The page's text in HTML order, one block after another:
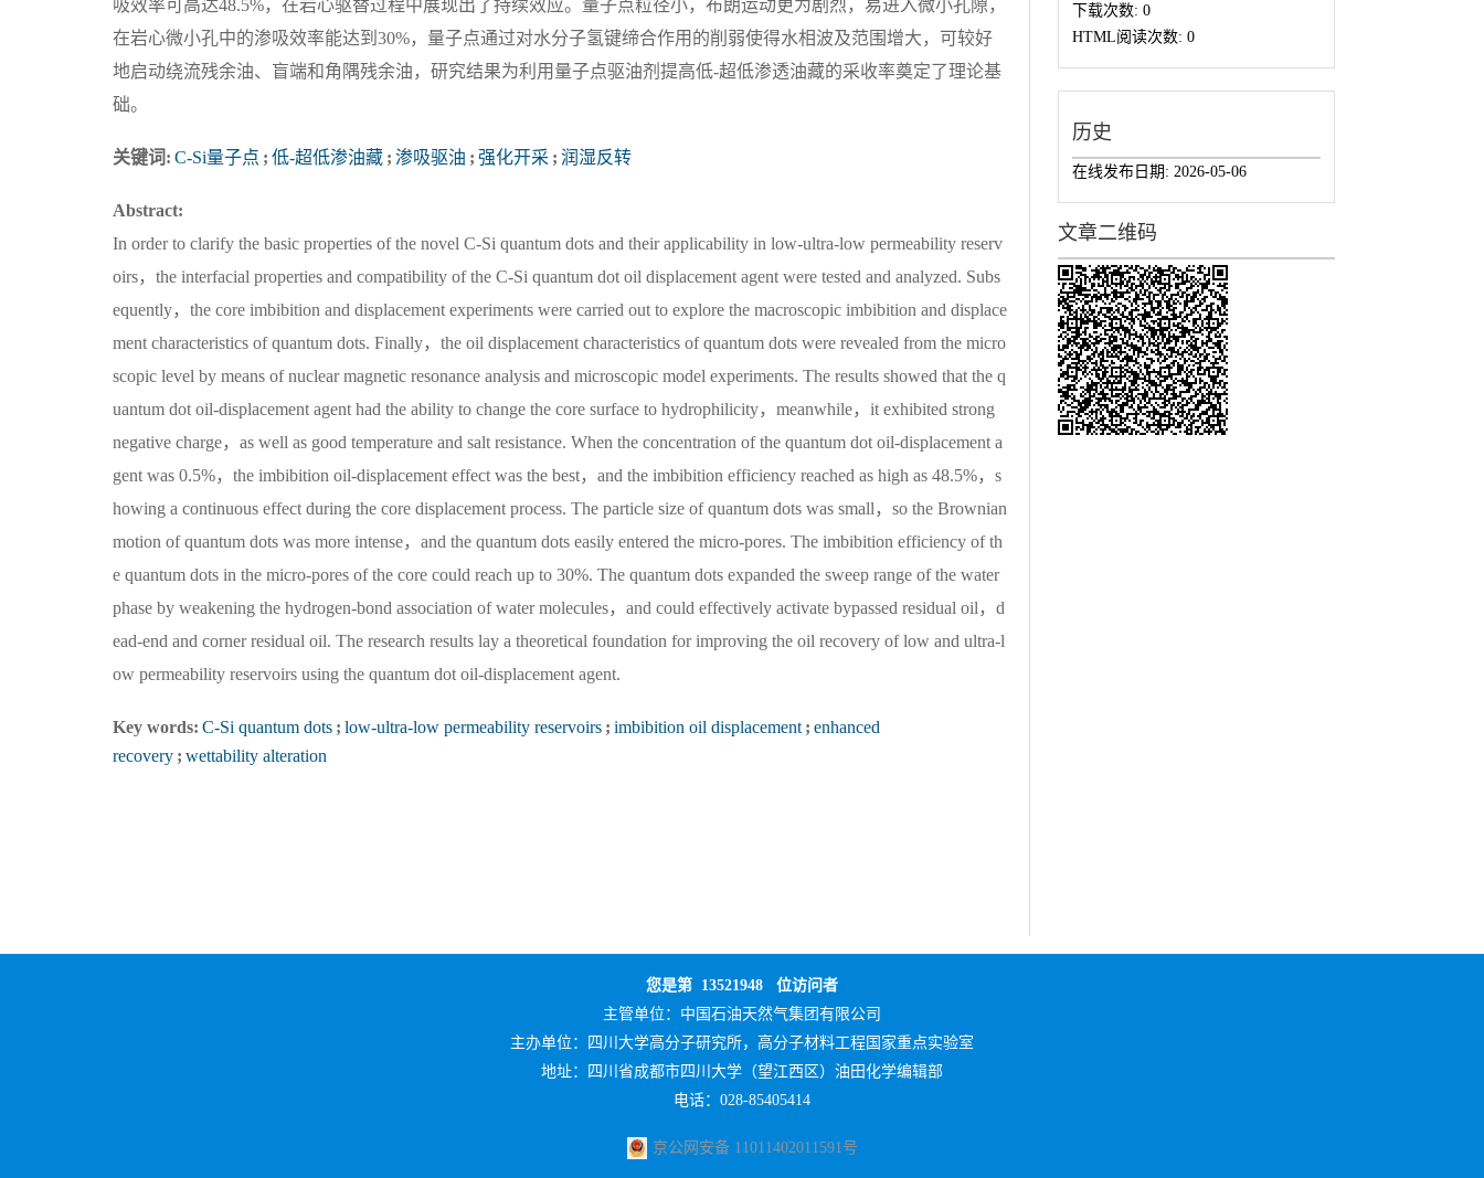
吸效率可高达48.5%，在岩心驱替过程中展现出了持续效应。量子点粒径小，布朗运动更为剧烈，易进入微小孔隙，
在岩心微小孔中的渗吸效率能达到30%，量子点通过对水分子氢键缔合作用的削弱使得水相波及范围增大，可较好
地启动绕流残余油、盲端和角隅残余油，研究结果为利用量子点驱油剂提高低-超低渗透油藏的采收率奠定了理论基
础。
关键词: C-Si量子点 ; 低-超低渗油藏 ; 渗吸驱油 ; 强化开采 ; 润湿反转
Abstract:
In order to clarify the basic properties of the novel C-Si quantum dots and their applicability in low-ultra-low permeability reserv
oirs，the interfacial properties and compatibility of the C-Si quantum dot oil displacement agent were tested and analyzed. Subs
equently，the core imbibition and displacement experiments were carried out to explore the macroscopic imbibition and displace
ment characteristics of quantum dots. Finally，the oil displacement characteristics of quantum dots were revealed from the micro
scopic level by means of nuclear magnetic resonance analysis and microscopic model experiments. The results showed that the q
uantum dot oil-displacement agent had the ability to change the core surface to hydrophilicity，meanwhile，it exhibited strong
negative charge，as well as good temperature and salt resistance. When the concentration of the quantum dot oil-displacement a
gent was 0.5%，the imbibition oil-displacement effect was the best，and the imbibition efficiency reached as high as 48.5%，s
howing a continuous effect during the core displacement process. The particle size of quantum dots was small，so the Brownian
motion of quantum dots was more intense，and the quantum dots easily entered the micro-pores. The imbibition efficiency of th
e quantum dots in the micro-pores of the core could reach up to 30%. The quantum dots expanded the sweep range of the water
phase by weakening the hydrogen-bond association of water molecules，and could effectively activate bypassed residual oil，d
ead-end and corner residual oil. The research results lay a theoretical foundation for improving the oil recovery of low and ultra-l
ow permeability reservoirs using the quantum dot oil-displacement agent.
Key words: C-Si quantum dots ; low-ultra-low permeability reservoirs ; imbibition oil displacement ; enhanced
recovery ; wettability alteration
下载次数: 0
HTML阅读次数: 0
历史
在线发布日期: 2026-05-06
文章二维码
您是第 13521948 位访问者
主管单位： 中国石油天然气集团有限公司
主办单位：
四川大学高分子研究所，高分子材料工程国家重点实验室
地址：四川省成都市四川大学（望江西区）油田化学编辑部
电话：028-85405414
京公网安备 11011402011591号